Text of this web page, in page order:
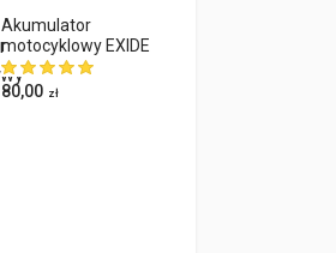
Akumulator
motocyklowy EXIDE
EB5L-B YB5L-B 12V
5Ah 65A EN P+
80,00 zł